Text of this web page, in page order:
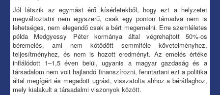
Jól látszik az egymást érő kísérletekből, hogy ezt a helyzetet
megváltoztatni nem egyszerű, csak egy ponton támadva nem is
lehetséges, nem elegendő csak a bért megemelni. Erre szemléletes
példa Medgyessy Péter kormánya által végrehajtott 50%-os
béremelés, ami nem kötődött semmiféle követelményhez,
teljesítményhez, és nem is hozott eredményt. Az emelés értéke
inflálódott 1–1,5 éven belül, ugyanis a magyar gazdaság és a
társadalom nem volt hajlandó finanszírozni, fenntartani ezt a politika
által megígért és megadott ugrást, visszatolta ahhoz a bérátlaghoz,
mely kialakult a társadalmi viszonyok között.